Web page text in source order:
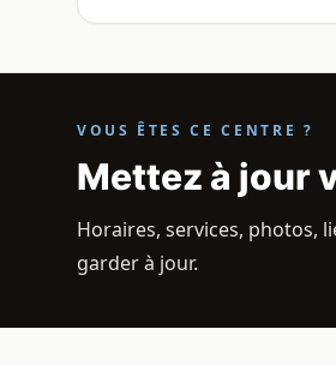
VOUS ÊTES CE CENTRE ?
Mettez à jour
Horaires, services, photos,
garder à jour.